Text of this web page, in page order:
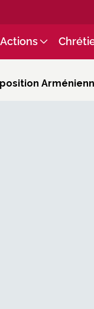
Actions